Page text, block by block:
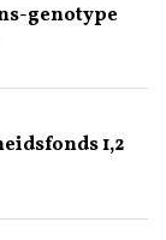
genotype
1,2